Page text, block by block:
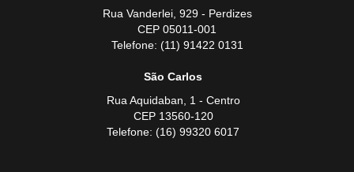
Rua Vanderlei, 929 - Perdizes
CEP 05011-001
Telefone: (11) 91422 0131
São Carlos
Rua Aquidaban, 1 - Centro
CEP 13560-120
Telefone: (16) 99320 6017